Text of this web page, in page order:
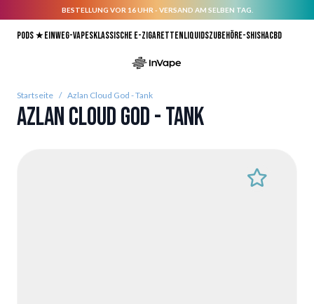
BESTELLUNG VOR 16 UHR - VERSAND AM SELBEN TAG.
Pods ★Einweg-VapesKlassische E-ZigarettenLiquidsZubehörE-ShishaCBD
Startseite / Azlan Cloud God - Tank
Azlan Cloud God - Tank